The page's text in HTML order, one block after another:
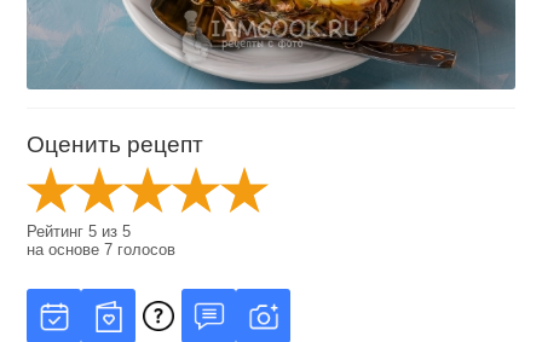
Оценить рецепт
Рейтинг5 из5
на основе7 голосов